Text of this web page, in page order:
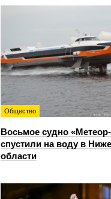
Общество
Восьмое судно
спустили на воду в
области